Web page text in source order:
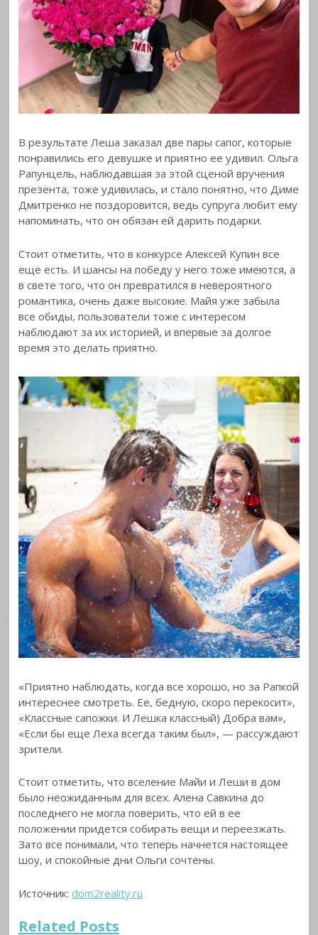
В результате Леша заказал две пары сапог, которые
понравились его девушке и приятно ее удивил. Ольга
Рапунцель, наблюдавшая за этой сценой вручения
презента, тоже удивилась, и стало понятно, что Диме
Дмитренко не поздоровится, ведь супруга любит ему
напоминать, что он обязан ей дарить подарки.
Стоит отметить, что в конкурсе Алексей Купин все
еще есть. И шансы на победу у него тоже имеются, а
в свете того, что он превратился в невероятного
романтика, очень даже высокие. Майя уже забыла
все обиды, пользователи тоже с интересом
наблюдают за их историей, и впервые за долгое
время это делать приятно.
«Приятно наблюдать, когда все хорошо, но за Рапкой
интереснее смотреть. Ее, бедную, скоро перекосит»,
«Классные сапожки. И Лешка классный) Добра вам»,
«Если бы еще Леха всегда таким был», — рассуждают
зрители.
Стоит отметить, что вселение Майи и Леши в дом
было неожиданным для всех. Алена Савкина до
последнего не могла поверить, что ей в ее
положении придется собирать вещи и переезжать.
Зато все понимали, что теперь начнется настоящее
шоу, и спокойные дни Ольги сочтены.
Источник:dom2reality.ru
Related Posts